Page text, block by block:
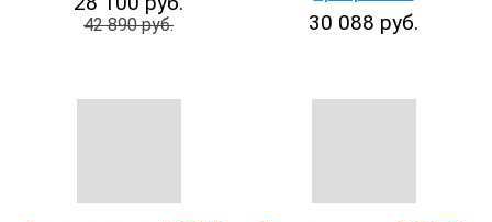
42 890 руб. 30 088 руб.